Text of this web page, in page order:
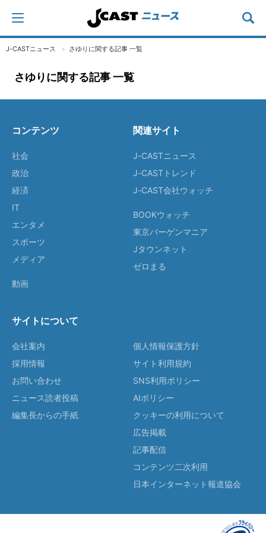
J-CASTニュース さゆりに関する記事 一覧
さゆりに関する記事 一覧
コンテンツ
社会
政治
経済
IT
エンタメ
スポーツ
メディア
動画
関連サイト
J-CASTニュース
J-CASTトレンド
J-CAST会社ウォッチ
BOOKウォッチ
東京バーゲンマニア
Jタウンネット
ゼロまる
サイトについて
会社案内
採用情報
お問い合わせ
ニュース読者投稿
編集長からの手紙
個人情報保護方針
サイト利用規約
SNS利用ポリシー
AIポリシー
クッキーの利用について
広告掲載
記事配信
コンテンツ二次利用
日本インターネット報道協会